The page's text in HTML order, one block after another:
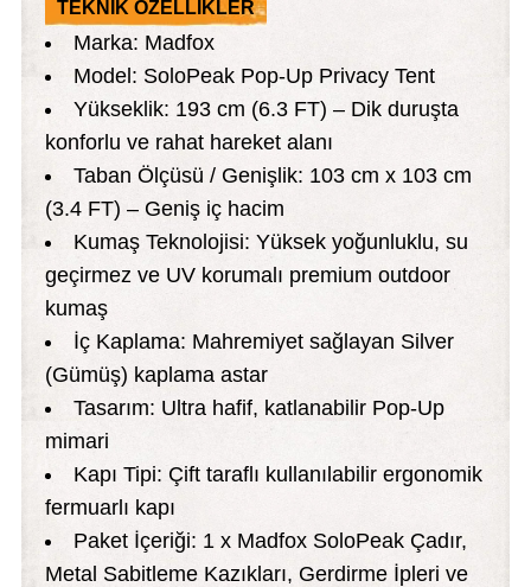
TEKNİK ÖZELLİKLER
Marka: Madfox
Model: SoloPeak Pop-Up Privacy Tent
Yükseklik: 193 cm (6.3 FT) – Dik duruşta
konforlu ve rahat hareket alanı
Taban Ölçüsü / Genişlik: 103 cm x 103 cm
(3.4 FT) – Geniş iç hacim
Kumaş Teknolojisi: Yüksek yoğunluklu, su
geçirmez ve UV korumalı premium outdoor
kumaş
İç Kaplama: Mahremiyet sağlayan Silver
(Gümüş) kaplama astar
Tasarım: Ultra hafif, katlanabilir Pop-Up
mimari
Kapı Tipi: Çift taraflı kullanılabilir ergonomik
fermuarlı kapı
Paket İçeriği: 1 x Madfox SoloPeak Çadır,
Metal Sabitleme Kazıkları, Gerdirme İpleri ve